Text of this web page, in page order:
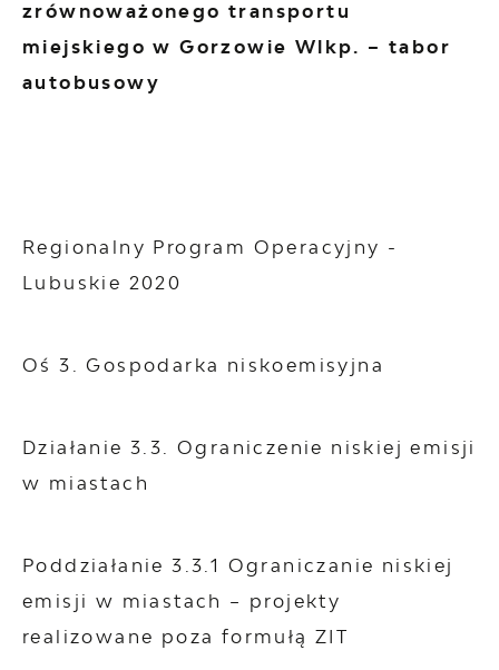
zrównoważonego transportu
miejskiego w Gorzowie Wlkp. – tabor
autobusowy
Regionalny Program Operacyjny -
Lubuskie 2020
Oś 3. Gospodarka niskoemisyjna
Działanie 3.3. Ograniczenie niskiej emisji
w miastach
Poddziałanie 3.3.1 Ograniczanie niskiej
emisji w miastach – projekty
realizowane poza formułą ZIT